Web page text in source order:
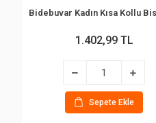
1.402,99 TL
Sepete Ekle